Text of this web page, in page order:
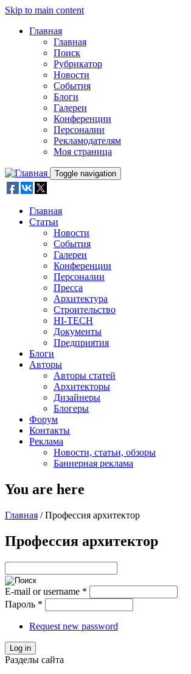
Skip to main content
Главная
Главная
Поиск
Рубрикатор
Новости
События
Блоги
Галереи
Конференции
Персоналии
Рекламодателям
Моя страница
Toggle navigation
Главная
Статьи
Новости
События
Галереи
Конференции
Персоналии
Пресса
Архитектура
Строительство
HI-TECH
Документы
Предприятия
Блоги
Авторы
Авторы статей
Архитекторы
Дизайнеры
Блогеры
Форум
Контакты
Реклама
Новости, статьи, обзоры
Баннерная реклама
You are here
Главная / Профессия архитектор
Профессия архитектор
E-mail or username *
Пароль *
Request new password
Log in
Разделы сайта